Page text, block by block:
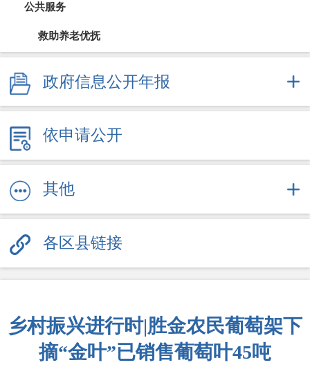
公共服务
救助养老优抚
医疗卫生（疫情防控）
文体旅游
其他服务信息
公共企事业信息
公共监管
食药安全
政府信息公开年报
依申请公开
其他
各区县链接
乡村振兴进行时|胜金农民葡萄架下
摘“金叶”已销售葡萄叶45吨